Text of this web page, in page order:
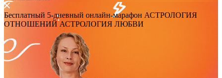
Бесплатный 5-дневный онлайн-марафон АСТРОЛОГИЯ
ОТНОШЕНИЙ АСТРОЛОГИЯ ЛЮБВИ